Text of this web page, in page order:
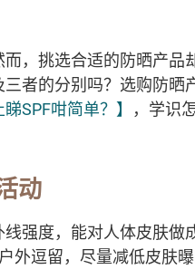
而，挑选合适的防晒产
者的分别吗？选购防晒
SPF咁简单？】 ，学识
动
强度，能对人体皮肤做
外逗留，尽量减低皮肤